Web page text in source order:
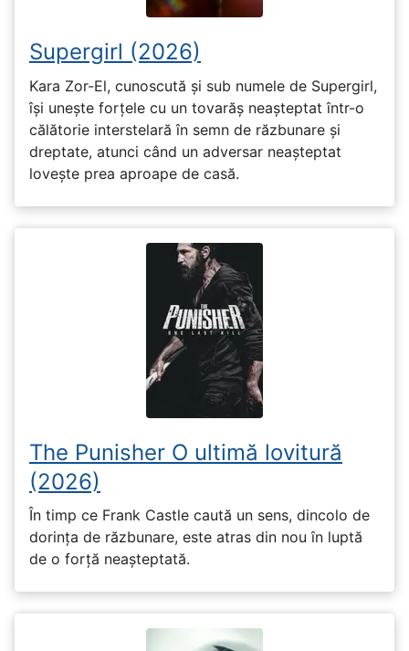
Supergirl (2026)
Kara Zor-El, cunoscută și sub numele de Supergirl,
își unește forțele cu un tovarăș neașteptat într-o
călătorie interstelară în semn de răzbunare și
dreptate, atunci când un adversar neașteptat
lovește prea aproape de casă.
The Punisher O ultimă lovitură
(2026)
În timp ce Frank Castle caută un sens, dincolo de
dorința de răzbunare, este atras din nou în luptă
de o forță neașteptată.